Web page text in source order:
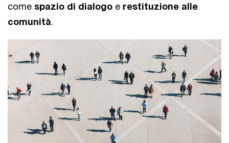
come spazio di dialogo e restituzione alle
comunità.